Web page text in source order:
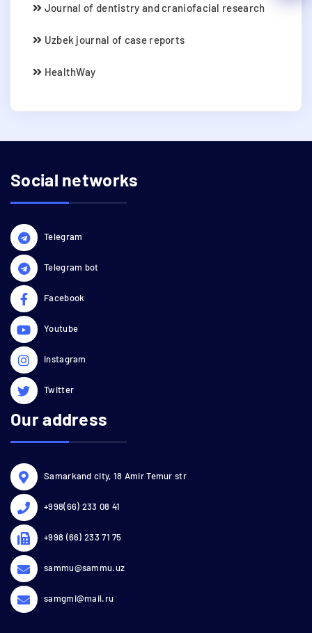
Journal of dentistry and craniofacial research
Uzbek journal of case reports
HealthWay
Social networks
Telegram
Telegram bot
Facebook
Youtube
Instagram
Twitter
Our address
Samarkand city, 18 Amir Temur str
+998(66) 233 08 41
+998 (66) 233 71 75
sammu@sammu.uz
samgmi@mail.ru